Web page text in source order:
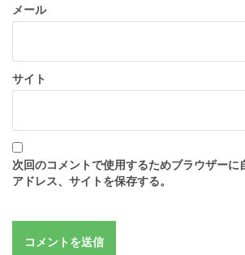
メール
サイト
次回のコメントで使用するためブラウザーに
アドレス、サイトを保存する。